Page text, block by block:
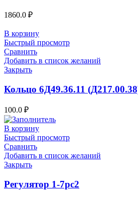
1860.0 ₽
В корзину
Быстрый просмотр
Сравнить
Добавить в список желаний
Закрыть
Кольцо 6Д49.36.11
100.0 ₽
В корзину
Быстрый просмотр
Сравнить
Добавить в список желаний
Закрыть
Регулятор 1-7рс2